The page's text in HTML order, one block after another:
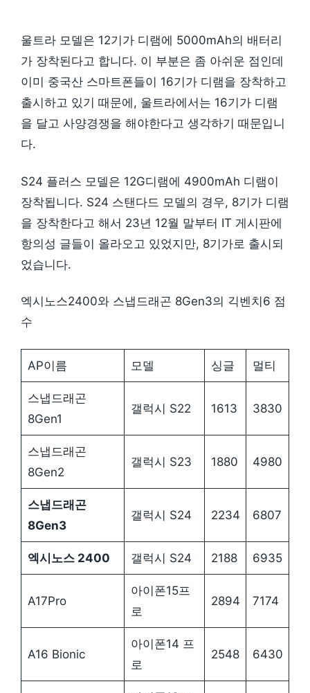
울트라 모델은 12기가 디램에 5000mAh의 배터리
가 장착된다고 합니다. 이 부분은 좀 아쉬운 점인데
이미 중국산 스마트폰들이 16기가 디램을 장착하고
출시하고 있기 때문에, 울트라에서는 16기가 디램
을 달고 사양경쟁을 해야한다고 생각하기 때문입니
다.
S24 플러스 모델은 12G디램에 4900mAh 디램이
장착됩니다. S24 스탠다드 모델의 경우, 8기가 디램
을 장착한다고 해서 23년 12월 말부터 IT 게시판에
항의성 글들이 올라오고 있었지만, 8기가로 출시되
었습니다.
엑시노스2400와 스냅드래곤 8Gen3의 긱벤치6 점
수
AP이름 모델 싱글 멀티
스냅드래곤
8Gen1
갤럭시 S22 1613 3830
스냅드래곤
8Gen2
갤럭시 S23 1880 4980
스냅드래곤
8Gen3
갤럭시 S24 2234 6807
엑시노스 2400 갤럭시 S24 2188 6935
A17Pro
아이폰15프
로
2894 7174
A16 Bionic
아이폰14 프
로
2548 6430